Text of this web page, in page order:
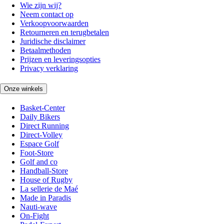
Wie zijn wij?
Neem contact op
Verkoopvoorwaarden
Retourneren en terugbetalen
Juridische disclaimer
Betaalmethoden
Prijzen en leveringsopties
Privacy verklaring
Onze winkels
Basket-Center
Daily Bikers
Direct Running
Direct-Volley
Espace Golf
Foot-Store
Golf and co
Handball-Store
House of Rugby
La sellerie de Maé
Made in Paradis
Nauti-wave
On-Fight